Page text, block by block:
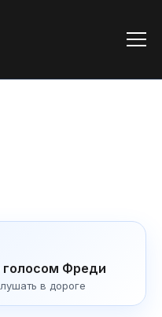
Фреди
в дороге